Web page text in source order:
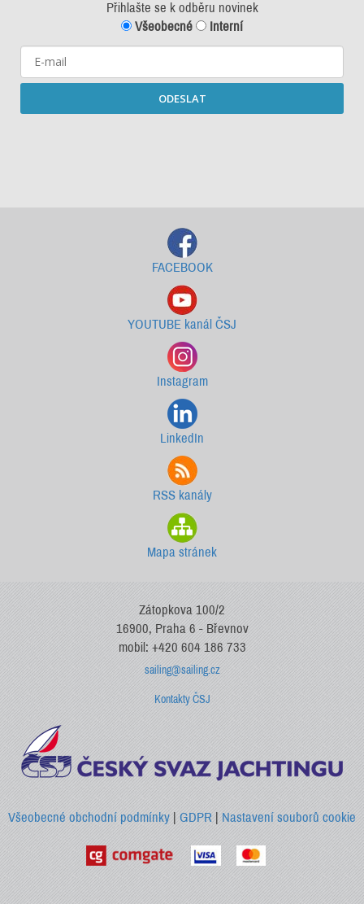
Přihlašte se k odběru novinek
Všeobecné
Interní
ODESLAT
FACEBOOK
YOUTUBE kanál ČSJ
Instagram
LinkedIn
RSS kanály
Mapa stránek
Zátopkova 100/2
16900, Praha 6 - Břevnov
mobil: +420 604 186 733
sailing@sailing.cz
Kontakty ČSJ
Všeobecné obchodní podmínky |GDPR |Nastavení souborů cookie